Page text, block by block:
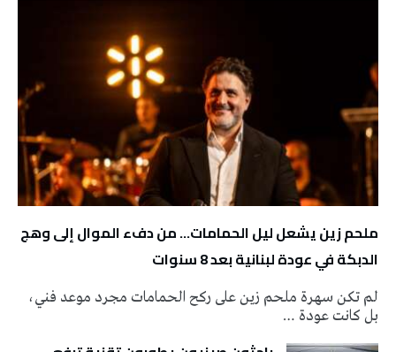
ملحم زين يشعل ليل الحمامات… من دفء الموال إلى وهج
الدبكة في عودة لبنانية بعد 8 سنوات
لم تكن سهرة ملحم زين على ركح الحمامات مجرد موعد فني،
بل كانت عودة …